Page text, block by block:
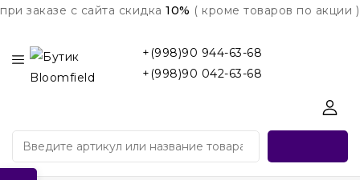
при заказе с сайта скидка 10% ( кроме товаров по акции )
+(998)90 944-63-68
+(998)90 042-63-68